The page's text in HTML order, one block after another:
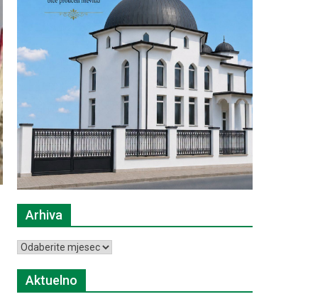
Arhiva
Arhiva
Aktuelno